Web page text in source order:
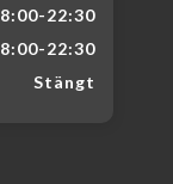
22:30
22:30
Stängt